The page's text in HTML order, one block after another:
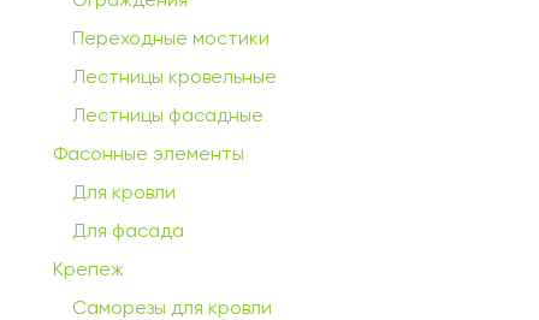
Переходные мостики
Лестницы кровельные
Лестницы фасадные
Фасонные элементы
Для кровли
Для фасада
Крепеж
Саморезы для кровли